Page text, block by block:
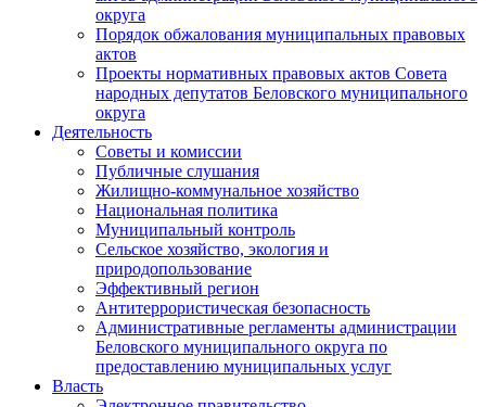
округа
Порядок обжалования муниципальных правовых
актов
Проекты нормативных правовых актов Совета
народных депутатов Беловского муниципального
округа
Деятельность
Советы и комиссии
Публичные слушания
Жилищно-коммунальное хозяйство
Национальная политика
Муниципальный контроль
Сельское хозяйство, экология и
природопользование
Эффективный регион
Антитеррористическая безопасность
Административные регламенты администрации
Беловского муниципального округа по
предоставлению муниципальных услуг
Власть